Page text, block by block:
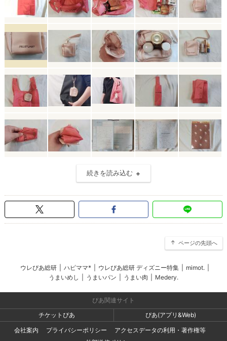
続きを読み込む
ページの先頭へ
ウレぴあ総研 ハピママ* ウレぴあ総研 ディズニー特集 mimot.
うまいめし
うまいパン うまい肉 Medery.
ぴあ関連サイト
チケットぴあ
ぴあ(アプリ&Web)
会社案内
プライバシーポリシー
アクセスデータの利用・著作権等